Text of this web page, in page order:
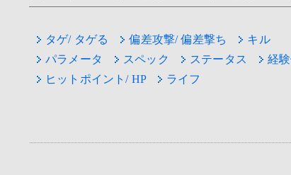
タゲ/ タゲる 偏差攻撃/ 偏差撃ち
キル
パラメータ
スペック ステータス
経
ヒットポイント/ HP
ライフ